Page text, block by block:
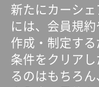
新たにカーシ
には、会員規
作成・制定す
条件をクリア
るのはもちろ